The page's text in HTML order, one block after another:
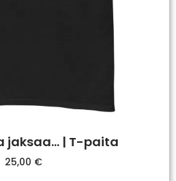
jaksaa… | T-paita
25,00 €